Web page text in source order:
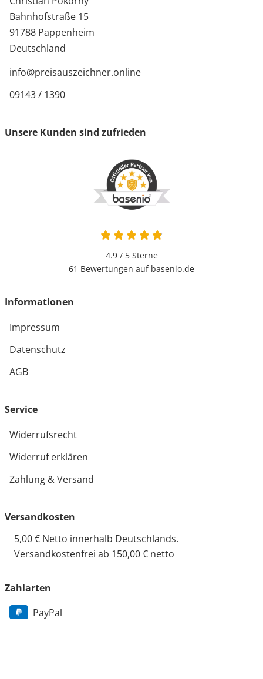
Bahnhofstraße 15
91788 Pappenheim
Deutschland
info@preisauszeichner.online
09143 / 1390
Unsere Kunden sind zufrieden
4.9 / 5Sterne
61 Bewertungen auf basenio.de
Informationen
Impressum
Datenschutz
AGB
Service
Widerrufsrecht
Widerruf erklären
Zahlung & Versand
Versandkosten
5,00 € Netto innerhalb Deutschlands.
Versandkostenfrei ab 150,00 € netto
Zahlarten
PayPal